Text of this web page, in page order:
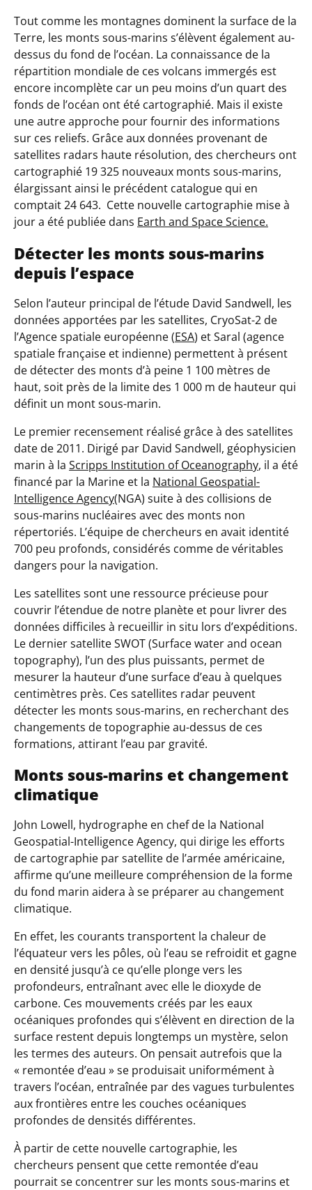
Tout comme les montagnes dominent la surface de la
Terre, les monts sous-marins s’élèvent également au-
dessus du fond de l’océan. La connaissance de la
répartition mondiale de ces volcans immergés est
encore incomplète car un peu moins d’un quart des
fonds de l’océan ont été cartographié. Mais il existe
une autre approche pour fournir des informations
sur ces reliefs. Grâce aux données provenant de
satellites radars haute résolution, des chercheurs ont
cartographié 19 325 nouveaux monts sous-marins,
élargissant ainsi le précédent catalogue qui en
comptait 24 643. Cette nouvelle cartographie miseà
jour a été publiée dans Earth and Space Science.
Détecter les monts sous-marins
depuis l’espace
Selon l’auteur principal de l’étude David Sandwell, les
données apportées par les satellites, CryoSat-2 de
l’Agence spatiale européenne (ESA) et Saral (agence
spatiale française et indienne) permettent à présent
de détecter des monts d’à peine 1 100 mètres de
haut, soit près de la limite des 1 000 m de hauteur qui
définit un mont sous-marin.
Le premier recensement réalisé grâce à des satellites
date de 2011. Dirigé par David Sandwell, géophysicien
marin à la Scripps Institution of Oceanography, il a été
financé par la Marine et la National Geospatial-
Intelligence Agency(NGA) suite à des collisions de
sous-marins nucléaires avec des monts non
répertoriés. L’équipe de chercheurs en avait identité
700 peu profonds, considérés comme de véritables
dangers pour la navigation.
Les satellites sont une ressource précieuse pour
couvrir l’étendue de notre planète et pour livrer des
données difficiles à recueillir in situ lors d’expéditions.
Le dernier satellite SWOT (Surface water and ocean
topography), l’un des plus puissants, permet de
mesurer la hauteur d’une surface d’eau à quelques
centimètres près. Ces satellites radar peuvent
détecter les monts sous-marins, en recherchant des
changements de topographie au-dessus de ces
formations, attirant l’eau par gravité.
Monts sous-marins et changement
climatique
John Lowell, hydrographe en chef de la National
Geospatial-Intelligence Agency, qui dirige les efforts
de cartographie par satellite de l’armée américaine,
affirme qu’une meilleure compréhension de la forme
du fond marin aidera à se préparer au changement
climatique.
En effet, les courants transportent la chaleur de
l’équateur vers les pôles, où l’eau se refroidit et gagne
en densité jusqu’à ce qu’elle plonge vers les
profondeurs, entraînant avec elle le dioxyde de
carbone. Ces mouvements créés par les eaux
océaniques profondes qui s’élèvent en direction de la
surface restent depuis longtemps un mystère, selon
les termes des auteurs. On pensait autrefois que la
« remontée d’eau » se produisait uniformément à
travers l’océan, entraînée par des vagues turbulentes
aux frontières entre les couches océaniques
profondes de densités différentes.
À partir de cette nouvelle cartographie, les
chercheurs pensent que cette remontée d’eau
pourrait se concentrer sur les monts sous-marins et